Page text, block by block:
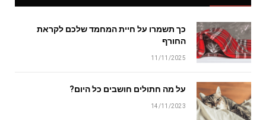
כך תשמרו על חיית המחמד שלכם לקראת
החורף
11/11/2025
על מה חתולים חושבים כל היום?
14/11/2023